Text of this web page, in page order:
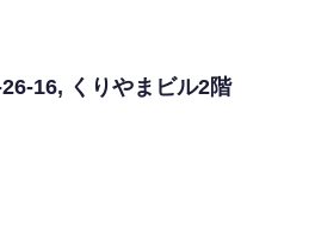
16, くりやまビル2階